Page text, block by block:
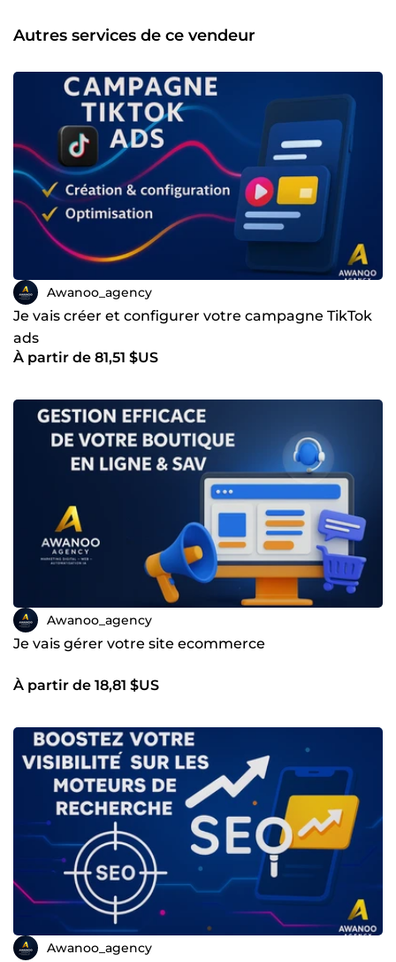
Autres services de ce vendeur
Awanoo_agency
Je vais créer et configurer votre campagne TikTok
ads
À partir de 81,51 $US
Awanoo_agency
Je vais gérer votre site ecommerce
À partir de 18,81 $US
Awanoo_agency